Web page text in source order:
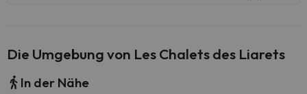
Die Umgebung von Les Chalets des Liarets
In der Nähe